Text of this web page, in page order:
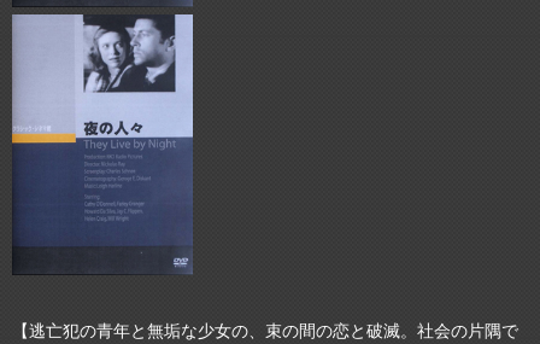
【逃亡犯の青年と無垢な少女の、束の間の恋と破滅。社会の片隅で